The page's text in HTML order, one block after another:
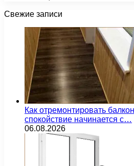
Свежие записи
Как отремонтировать
спокойствие начинается с…
06.08.2026